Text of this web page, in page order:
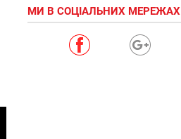
МИ В СОЦІАЛЬНИХ МЕРЕЖАХ